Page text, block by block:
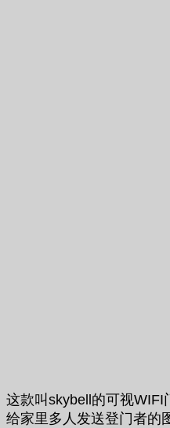
这款叫skybell的可视WIFI
给家里多人发送登门者的